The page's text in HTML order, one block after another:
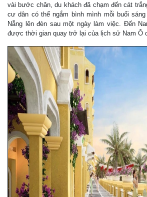
vài bước chân, du khách đã chạm đến cát
cư dân có thể ngắm bình mình mỗi buổi
Nẵng lên đèn sau một ngày làm việc. Đến
được thời gian quay trở lại của lịch sử Nam Ô